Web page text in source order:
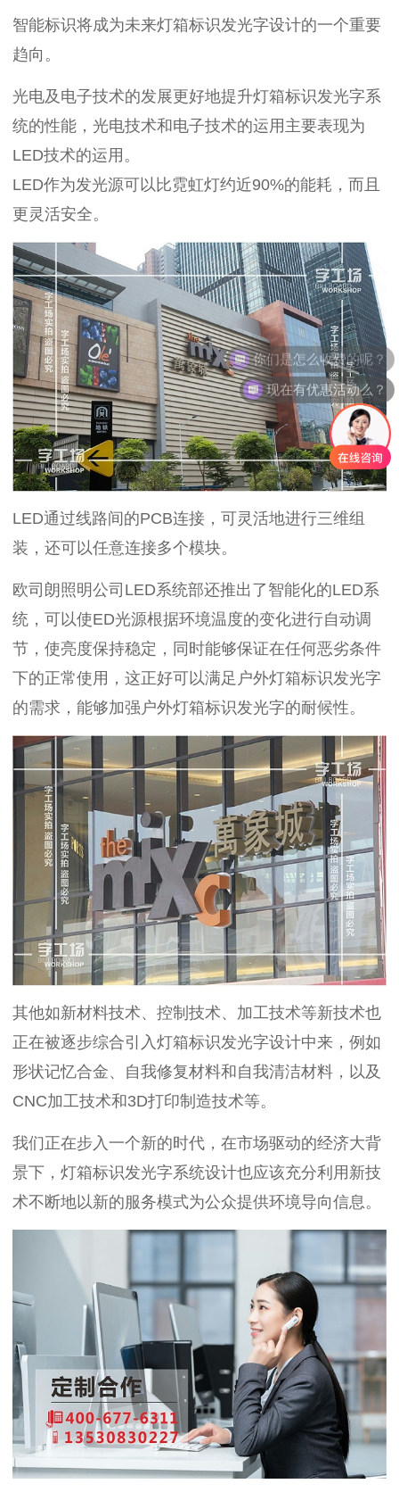
智能标识将成为未来灯箱标识发光字设计的一个重要
趋向。
光电及电子技术的发展更好地提升灯箱标识发光字系
统的性能，光电技术和电子技术的运用主要表现为
LED技术的运用。
LED作为发光源可以比霓虹灯约近90%的能耗，而且
更灵活安全。
LED通过线路间的PCB连接，可灵活地进行三维组
装，还可以任意连接多个模块。
欧司朗照明公司LED系统部还推出了智能化的LED系
统，可以使ED光源根据环境温度的变化进行自动调
节，使亮度保持稳定，同时能够保证在任何恶劣条件
下的正常使用，这正好可以满足户外灯箱标识发光字
的需求，能够加强户外灯箱标识发光字的耐候性。
其他如新材料技术、控制技术、加工技术等新技术也
正在被逐步综合引入灯箱标识发光字设计中来，例如
形状记忆合金、自我修复材料和自我清洁材料，以及
CNC加工技术和3D打印制造技术等。
我们正在步入一个新的时代，在市场驱动的经济大背
景下，灯箱标识发光字系统设计也应该充分利用新技
术不断地以新的服务模式为公众提供环境导向信息。
你们是怎么收费的呢？
现在有优惠活动么？